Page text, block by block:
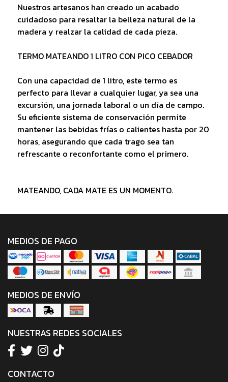
Nuestros artesanos han creado un acabado
cuidadoso para resaltar la belleza natural de la
madera y realzar la calidad de cada pieza.
TERMO MATEANDO 1 LITRO CON PICO CEBADOR
Con una capacidad de 1 litro, este termo es
perfecto para llevar a cualquier lugar, ya sea una
excursión, una jornada laboral o un día de campo.
Su eficiente sistema de conservación permite
mantener las bebidas frías o calientes hasta por 20
horas, asegurando que cada trago sea tan
refrescante o reconfortante como el primero.
MATEANDO, CADA MATE ES UN MOMENTO.
MEDIOS DE PAGO
MEDIOS DE ENVÍO
NUESTRAS REDES SOCIALES
CONTACTO